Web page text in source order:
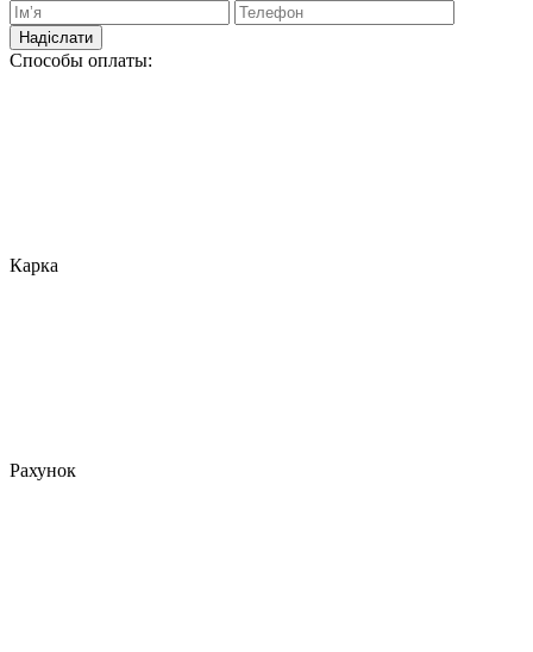
Надіслати
Способы оплаты:
Карка
Рахунок